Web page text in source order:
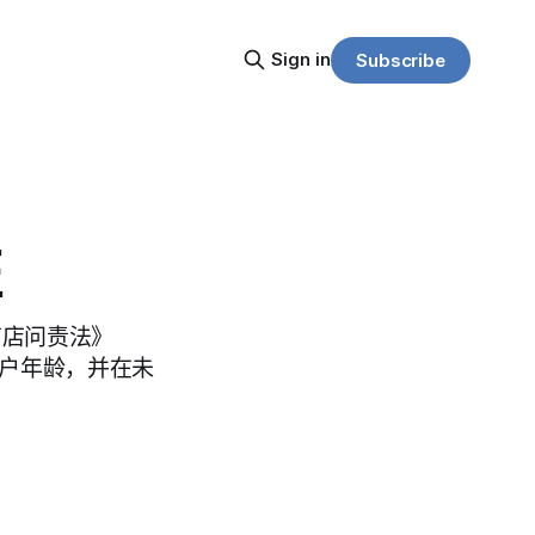
Sign in Subscribe
问责法》
年龄，并在未